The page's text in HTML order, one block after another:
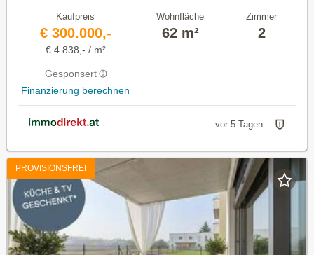
Kaufpreis
€ 300.000,-
€ 4.838,- / m²
Gesponsert
Finanzierung berechnen
Wohnfläche
62 m²
Zimmer
2
vor 5 Tagen
PROVISIONSFREI